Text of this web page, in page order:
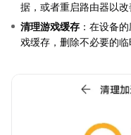
据，或者重启路由器以改
清理游戏缓存 ：在设备
戏缓存，删除不必要的临